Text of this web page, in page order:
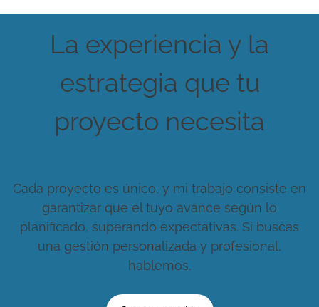
La experiencia y la
estrategia que tu
proyecto necesita
Cada proyecto es único, y mi trabajo consiste en
garantizar que el tuyo avance según lo
planificado, superando expectativas. Si buscas
una gestión personalizada y profesional,
hablemos.